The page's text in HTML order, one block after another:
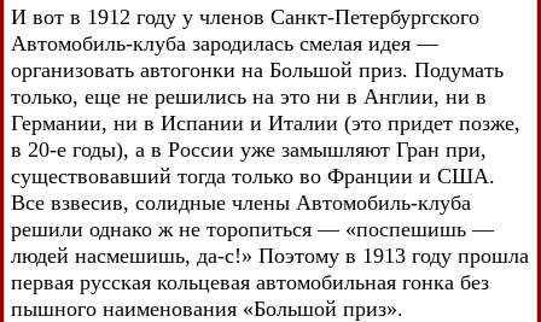
И вот в 1912 году у членов Санкт-Петербургского
Автомобиль-клуба зародилась смелая идея —
организовать автогонки на Большой приз. Подумать
только, еще не решились на это ни в Англии, ни в
Германии, ни в Испании и Италии (это придет позже,
в 20-е годы), а в России уже замышляют Гран при,
существовавший тогда только во Франции и США.
Все взвесив, солидные члены Автомобиль-клуба
решили однако ж не торопиться — «поспешишь —
людей насмешишь, да-с!» Поэтому в 1913 году прошла
первая русская кольцевая автомобильная гонка без
пышного наименования «Большой приз».